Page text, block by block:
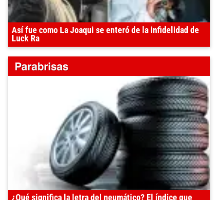
Así fue como La Joaqui se enteró de la infidelidad de
Luck Ra
¿Qué significa la letra del neumático? El índice que